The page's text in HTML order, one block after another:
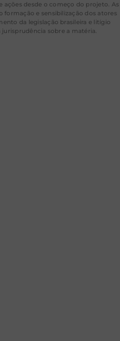
ações desde o começo do projeto. As
formação e sensibilização dos atores
da legislação brasileira e litígio
sobre a matéria.